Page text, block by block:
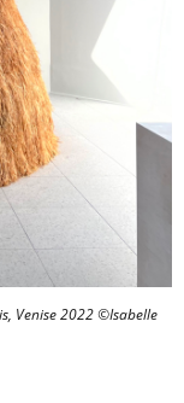
Venise 2022 ©Isabelle